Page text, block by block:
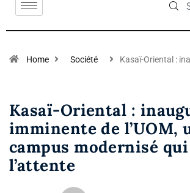
Home Société Kasaï-Oriental :
Kasaï-Oriental :
imminente de l’UOM,
campus modernisé
l’attente